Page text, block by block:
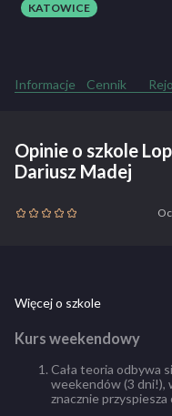
KATOWICE
Informacje Cennik
Opinie o szkole
Dariusz Madej
Więcej o szkole
Kurs weekendowy
Cała teoria odbywa
weekendów (3 dni!),
znacznie przyspiesza